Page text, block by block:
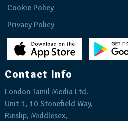
Cookie Policy
Privacy Policy
Contact Info
London Tamil Media Ltd.
Unit 1, 10 Stonefield Way,
Ruislip, Middlesex,